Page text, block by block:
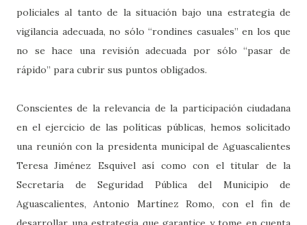
policiales al tanto de la situación bajo una estrategia de
vigilancia adecuada, no sólo “rondines casuales” en los que
no se hace una revisión adecuada por sólo “pasar de
rápido” para cubrir sus puntos obligados.
Conscientes de la relevancia de la participación ciudadana
en el ejercicio de las políticas públicas, hemos solicitado
una reunión con la presidenta municipal de Aguascalientes
Teresa Jiménez Esquivel así como con el titular de la
Secretaría de Seguridad Pública del Municipio de
Aguascalientes, Antonio Martínez Romo, con el fin de